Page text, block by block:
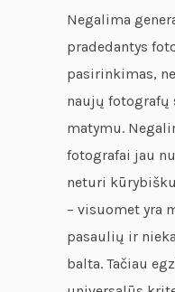
Negalima
pradedantys
pasirinkimas,
naujų fotografų
matymu.
fotografai jau
neturi
– visuomet yra
pasaulių ir
balta. Tačiau